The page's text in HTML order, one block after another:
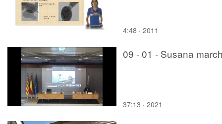
4:48 · 2011
09 - 01 - Susana
37:13 · 2021